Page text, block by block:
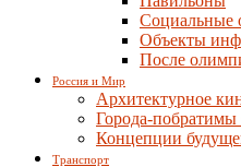
Социальные
Объекты
После
Россия и Мир
Архитектурное
Города-
Концепции
Транспорт